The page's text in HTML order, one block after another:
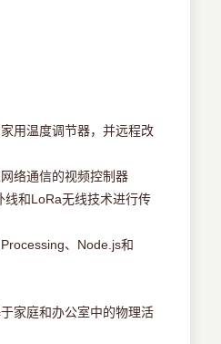
用温度调节器，并远程改
络通信的视频控制器
线和LoRa无线技术进行传
、Node.js和
家庭和办公室中的物理活